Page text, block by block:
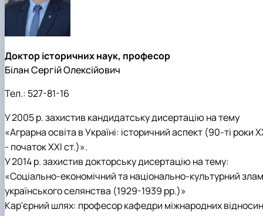
Доктор історичних наук, професор
Білан Сергій Олексійович
Тел.: 527-81-16
У 2005 р. захистив кандидатську дисертацію на тему
«Аграрна освіта в Україні: історичний аспект (90-ті роки
- початок ХХІ ст.)».
У 2014 р. захистив докторську дисертацію на тему:
«Соціально-економічний та національно-культурний злам
українського селянства (1929-1939 рр.)»
Кар'єрний шлях: професор кафедри міжнародних відносин